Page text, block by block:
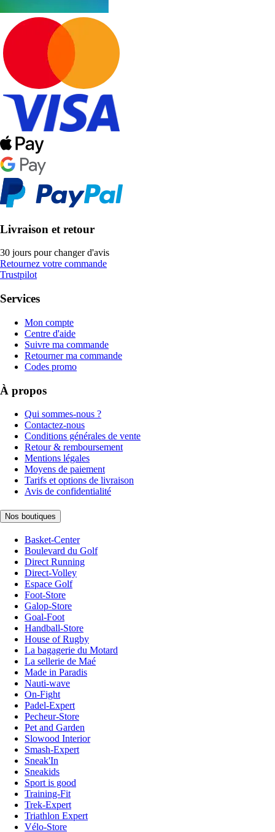
Livraison et retour
30 jours pour changer d'avis
Retournez votre commande
Trustpilot
Services
Mon compte
Centre d'aide
Suivre ma commande
Retourner ma commande
Codes promo
À propos
Qui sommes-nous ?
Contactez-nous
Conditions générales de vente
Retour & remboursement
Mentions légales
Moyens de paiement
Tarifs et options de livraison
Avis de confidentialité
Nos boutiques
Basket-Center
Boulevard du Golf
Direct Running
Direct-Volley
Espace Golf
Foot-Store
Galop-Store
Goal-Foot
Handball-Store
House of Rugby
La bagagerie du Motard
La sellerie de Maé
Made in Paradis
Nauti-wave
On-Fight
Padel-Expert
Pecheur-Store
Pet and Garden
Slowood Interior
Smash-Expert
Sneak'In
Sneakids
Sport is good
Training-Fit
Trek-Expert
Triathlon Expert
Vélo-Store